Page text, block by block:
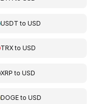
USDT toUSD
TRXtoUSD
XRP toUSD
DOGEtoUSD